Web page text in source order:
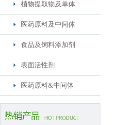
植物提取物及单体
医药原料及中间体
食品及饲料添加剂
表面活性剂
医药原料&中间体
莎梵婷-阴离子表面活性剂-..